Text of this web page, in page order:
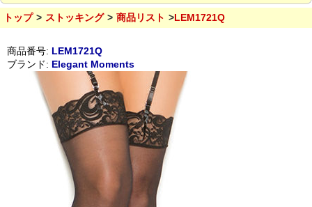
トップ ストッキング 商品リスト LEM1721Q
商品番号: LEM1721Q
ブランド: Elegant Moments